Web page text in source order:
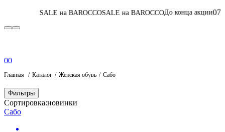
на BAROCCOSALE на BAROCCOДо конца акции07:00:04:46
00
Главная Каталог Женская обувь Сабо
Фильтры
Сортировка:новинки
Сабо